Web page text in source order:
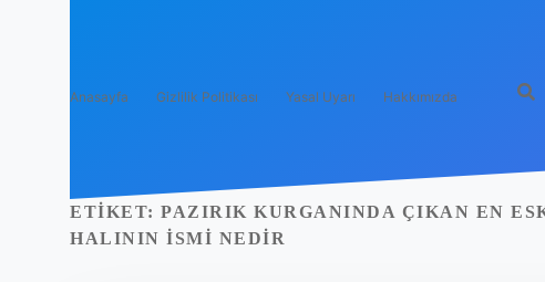
Anasayfa Gizlilik Politikası Yasal Uyarı Hakkımızda
ETIKET: PAZIRIK KURGANINDA ÇIKAN EN
HALININ ISMI NEDIR